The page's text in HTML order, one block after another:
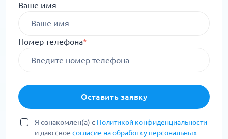
Ваше имя
Номер телефона*
Оставить заявку
Я ознакомлен(а) с Политикой конфиденциальности
и даю свое согласие на обработку персональных